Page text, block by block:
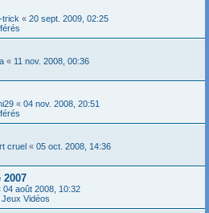
trick « 20 sept. 2009, 02:25
« 11 nov. 2008, 00:36
« 04 nov. 2008, 20:51
cruel « 05 oct. 2008, 14:36
2007
04 août 2008, 10:32
Vidéos